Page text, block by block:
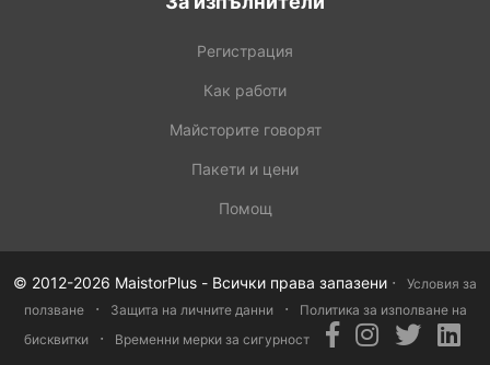
Регистрация
Как работи
Майсторите говорят
Пакети и цени
Помощ
© 2012-2026 MaistorPlus - Всички права запазени ·
Условия за
ползване
· Защита на личните данни ·
Политика за изполване на
бисквитки
· Временни мерки за сигурност